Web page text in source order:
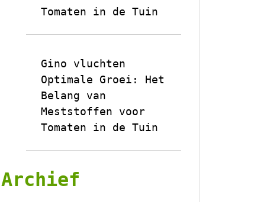
Tomaten in de Tuin
Gino vluchten
Optimale Groei: Het
Belang van
Meststoffen voor
Tomaten in de Tuin
Archief